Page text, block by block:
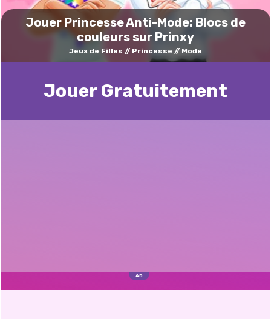
Jouer Princesse Anti-Mode: Blocs de
couleurs sur Prinxy
Jeux de Filles Princesse Mode
Jouer Gratuitement